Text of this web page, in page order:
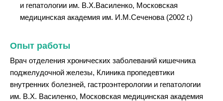
и гепатологии им. В.Х.Василенко, Московская
медицинская академия им. И.М.Сеченова (2002 г.)
Опыт работы
Врач отделения хронических заболеваний кишечника
поджелудочной железы, Клиника пропедевтики
внутренних болезней, гастроэнтерологии и гепатологии
им. В.Х. Василенко, Московская медицинская академия